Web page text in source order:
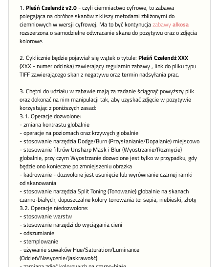
1. Pleśń Czelendż v2.0- czyli ciemniactwo cyfrowe, to zabawa
polegająca na obróbce skanów z kliszy metodami zbliżonymi do
ciemniowych w wersji cyfrowej. Ma to być kontynucjazabawyalkosa
rozszerzona o samodzielne odwracanie skanu do pozytywu oraz o zdjęcia
kolorowe.
2. Cyklicznie będzie pojawiał się wątek o tytule: Pleśń Czelendż XXX
(XXX - numer odcinka) zawierający regulamin zabawy , link do pliku typu
TIFF zawierającego skan z negatywu oraz termin nadsyłania prac.
3. Chętni do udziału w zabawie mają za zadanie ściągnąć powyższy plik
oraz dokonać na nim manipulacji tak, aby uzyskać zdjęcie w pozytywie
korzystając z poniższych zasad:
3.1. Operacje dozwolone:
- zmiana kontrastu globalnie
- operacje na poziomach oraz krzywych globalnie
- stosowanie narzędzia Dodge/Burn (Przysłanianie/Dopalanie) miejscowo
- stosowanie filtrów Unsharp Mask i Blur (Wyostrzanie/Rozmycie)
globalnie, przy czym Wyostrzanie dozwolone jest tylko w przypadku, gdy
będzie ono konieczne po zmniejszeniu obrazka
- kadrowanie - dozwolone jest usunięcie lub wyrównanie czarnej ramki
od skanowania
- stosowanie narzędzia Split Toning (Tonowanie) globalnie na skanach
czarno-białych; dopuszczalne kolory tonowania to: sepia, niebieski, złoty
3.2. Operacje niedozwolone:
- stosowanie warstw
- stosowanie narzędzi do wyciągania cieni
- odszumianie
- stemplowanie
- używanie suwaków Hue/Saturation/Luminance
(Odcień/Nasycenie/Jaskrawość)